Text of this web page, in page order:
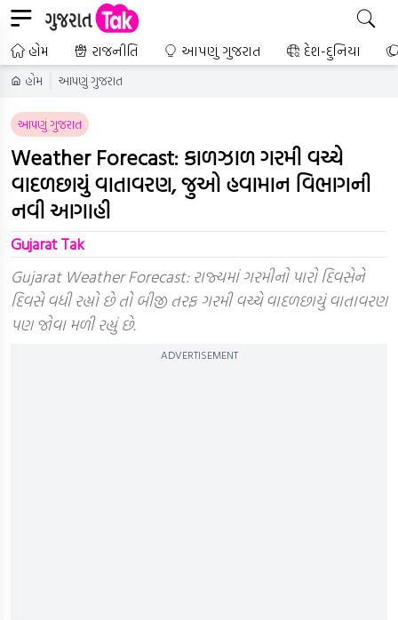
હોમ રાજનીતિ આપણું ગુજરાત દેશ-દુનિયા
હોમ આપણું ગુજરાત
આપણું ગુજરાત
Weather Forecast: કાળઝાળ ગરમી વચ્ચે
વાદળછાયું વાતાવરણ, જુઓ હવામાન વિભાગની
નવી આગાહી
Gujarat Tak
Gujarat Weather Forecast: રાજ્યમાં ગરમીનો પારો દિવસેને
દિવસે વધી રહ્યો છે તો બીજી તરફ ગરમી વચ્ચે વાદળછાયું વાતાવરણ
પણ જોવા મળી રહ્યું છે.
ADVERTISEMENT